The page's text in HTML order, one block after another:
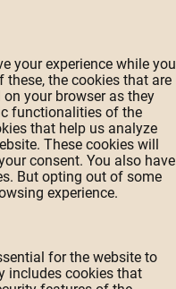
your experience while you
the cookies that are
your browser as they
functionalities of the
that help us analyze
These cookies will
consent. You also have
But opting out of some
experience.
for the website to
includes cookies that